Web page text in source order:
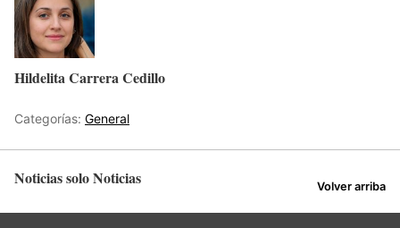
Hildelita Carrera Cedillo
Categorías: General
Noticias solo Noticias Volver arriba